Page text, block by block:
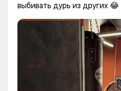
выбивать дурь из других 😂